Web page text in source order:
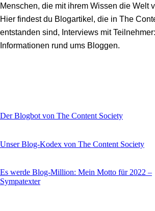
Menschen, die mit ihrem Wissen die Welt
Hier findest du Blogartikel, die in The
entstanden sind, Interviews mit
Informationen rund ums Bloggen.
Der Blogbot von The Content Society
Unser Blog-Kodex von The Content Society
Es werde Blog-Million: Mein Motto für 2022 –
Sympatexter